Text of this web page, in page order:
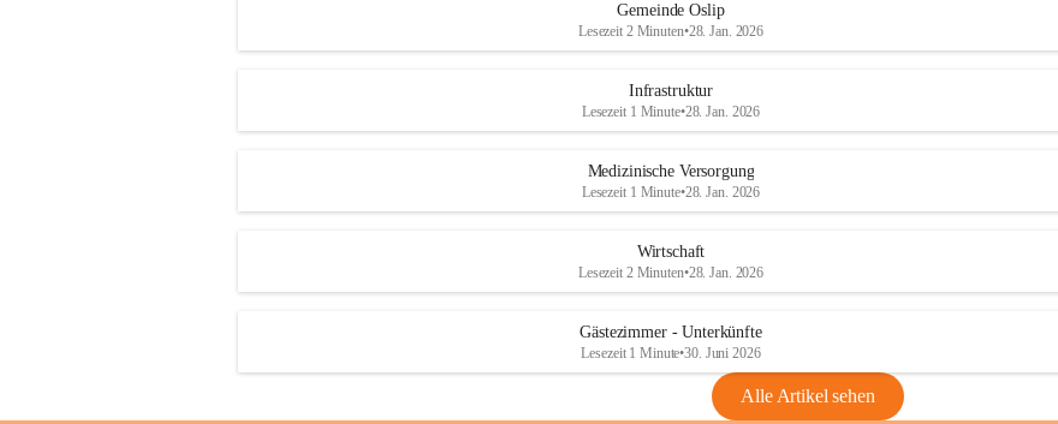
Gemeinde Oslip
Lesezeit 2 Minuten•28. Jan. 2026
Infrastruktur
Lesezeit 1 Minute•28. Jan. 2026
Medizinische Versorgung
Lesezeit 1 Minute•28. Jan. 2026
Wirtschaft
Lesezeit 2 Minuten•28. Jan. 2026
Gästezimmer - Unterkünfte
Lesezeit 1 Minute•30. Juni 2026
Alle Artikel sehen